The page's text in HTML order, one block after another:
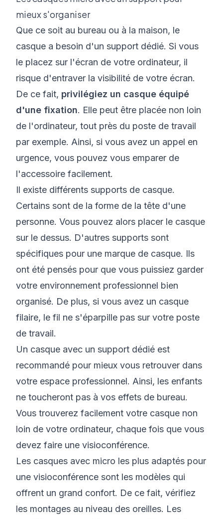
mieux s'organiser
Que ce soit au bureau ou à la maison, le
casque a besoin d'un support dédié. Si vous
le placez sur l'écran de votre ordinateur, il
risque d'entraver la visibilité de votre écran.
De ce fait, privilégiez un casque équipé
d'une fixation. Elle peut être placée non loin
de l'ordinateur, tout près du poste de travail
par exemple. Ainsi, si vous avez un appel en
urgence, vous pouvez vous emparer de
l'accessoire facilement.
Il existe différents supports de casque.
Certains sont de la forme de la tête d'une
personne. Vous pouvez alors placer le casque
sur le dessus. D'autres supports sont
spécifiques pour une marque de casque. Ils
ont été pensés pour que vous puissiez garder
votre environnement professionnel bien
organisé. De plus, si vous avez un casque
filaire, le fil ne s'éparpille pas sur votre poste
de travail.
Un casque avec un support dédié est
recommandé pour mieux vous retrouver dans
votre espace professionnel. Ainsi, les enfants
ne toucheront pas à vos effets de bureau.
Vous trouverez facilement votre casque non
loin de votre ordinateur, chaque fois que vous
devez faire une visioconférence.
Les casques avec micro les plus adaptés pour
une visioconférence sont les modèles qui
offrent un grand confort. De ce fait, vérifiez
les montages au niveau des oreilles. Les